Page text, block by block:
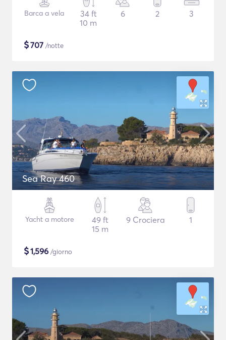
Barca a vela
34 ft
10 m
6 2 3
$707 /notte
Sea Ray 460
Yacht a motore
49 ft
15 m
9 Crociera 1
$1,596 /giorno